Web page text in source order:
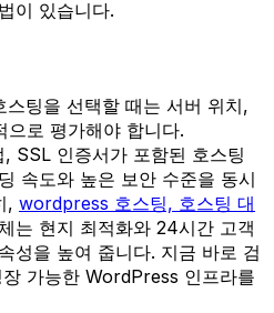
이 있습니다.
팅을 선택할 때는 서버 위치,
으로 평가해야 합니다.
SSL 인증서가 포함된 호스팅
속도와 높은 보안 수준을 동시
, wordpress 호스팅, 호스팅 대
는 현지 최적화와 24시간 고객
성을 높여 줍니다. 지금 바로 검
가능한 WordPress 인프라를